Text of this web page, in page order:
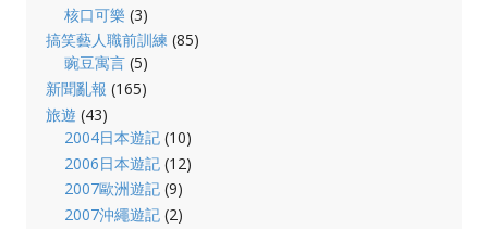
核口可樂 (3)
搞笑藝人職前訓練 (85)
豌豆寓言 (5)
新聞亂報 (165)
旅遊 (43)
2004日本遊記 (10)
2006日本遊記 (12)
2007歐洲遊記 (9)
2007沖繩遊記 (2)